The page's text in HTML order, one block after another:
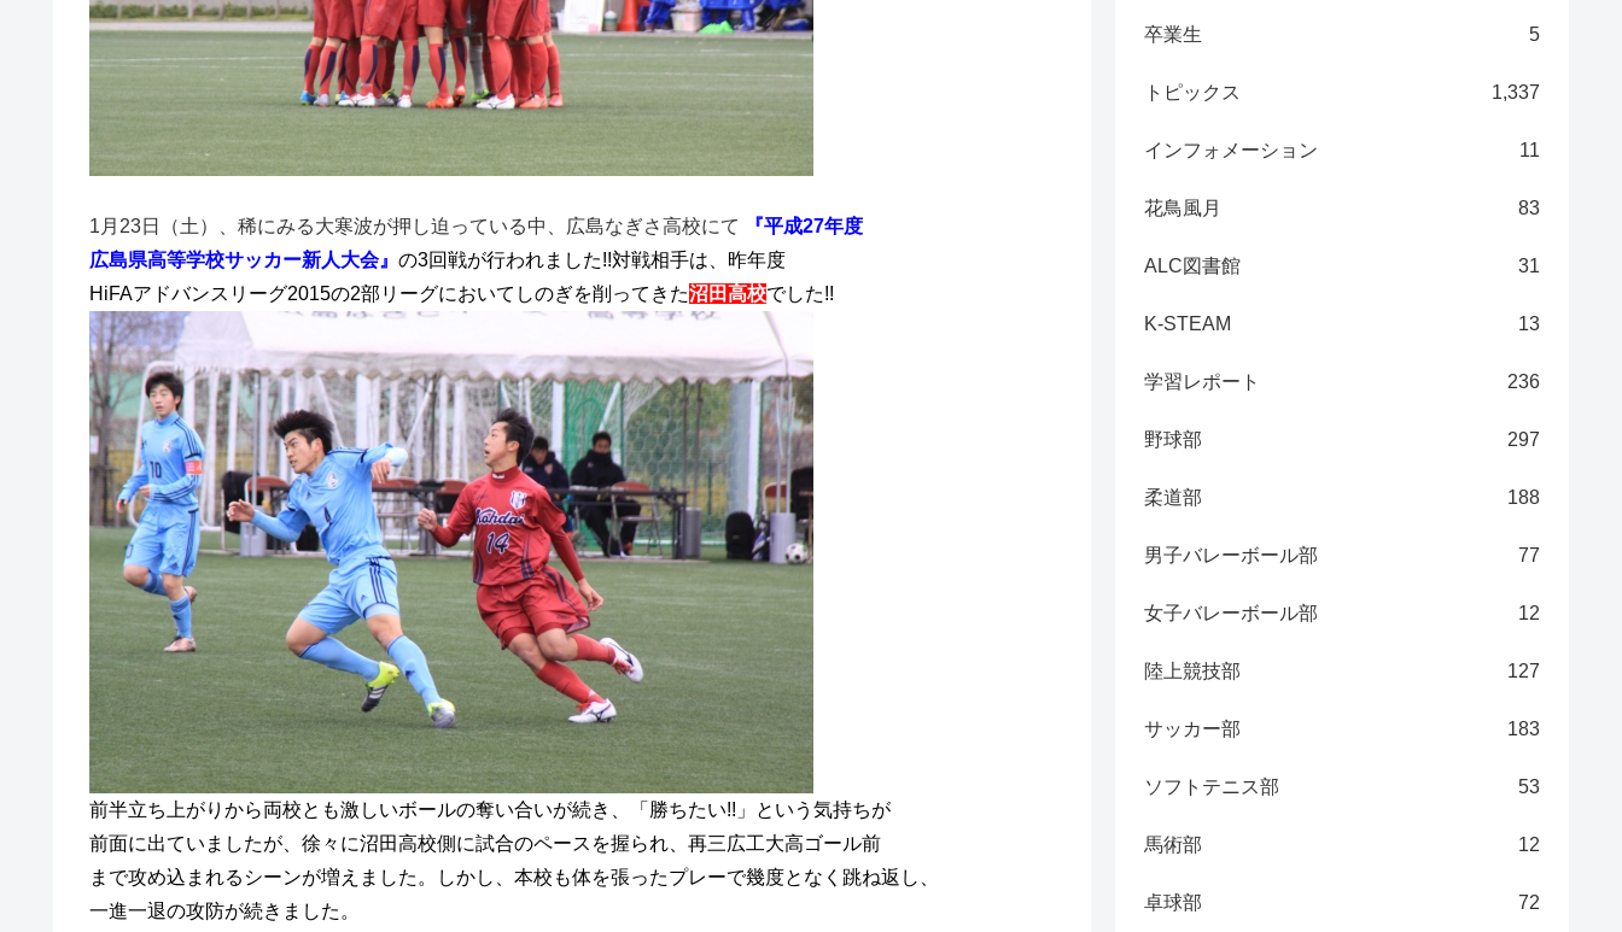
1月23日（土）、稀にみる大寒波が押し迫っている中、広島なぎさ高校にて
『平成27年度
広島県高等学校サッカー新人大会』 の3回戦が行われました!!対戦相手は、昨年度
HiFAアドバンスリーグ2015の2部リーグにおいてしのぎを削ってきた沼田高校でした!!
前半立ち上がりから両校とも激しいボールの奪い合いが続き、「勝ちたい!!」という気持ちが
前面に出ていましたが、徐々に沼田高校側に試合のペースを握られ、再三広工大高ゴール前
まで攻め込まれるシーンが増えました。しかし、本校も体を張ったプレーで幾度となく跳ね返し、
一進一退の攻防が続きました。
卒業生 5
トピックス 1,337
インフォメーション 11
花鳥風月 83
ALC図書館 31
K-STEAM 13
学習レポート 236
野球部 297
柔道部 188
男子バレーボール部 77
女子バレーボール部 12
陸上競技部 127
サッカー部 183
ソフトテニス部 53
馬術部 12
卓球部 72